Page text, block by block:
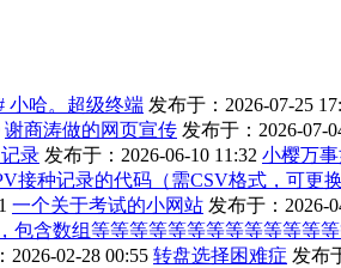
小哈。超级终端 发布于：2026-07-25
谢商涛做的网页宣传 发布于：2026-07-
录 发布于：2026-06-10 11:32 小樱万
接种记录的代码（需CSV格式，可更换
一个关于考试的小网站 发布于：2026-
包含数组等等等等等等等等等等等等
2026-02-28 00:55 转盘选择困难症 发布